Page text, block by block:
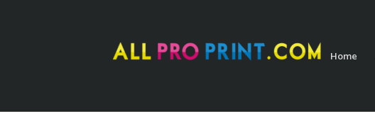
Home